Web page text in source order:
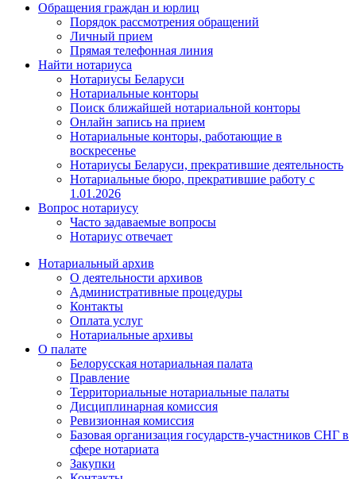
Обращения граждан и юрлиц
Порядок рассмотрения обращений
Личный прием
Прямая телефонная линия
Найти нотариуса
Нотариусы Беларуси
Нотариальные конторы
Поиск ближайшей нотариальной конторы
Онлайн запись на прием
Нотариальные конторы, работающие в
воскресенье
Нотариусы Беларуси, прекратившие деятельность
Нотариальные бюро, прекратившие работу с
1.01.2026
Вопрос нотариусу
Часто задаваемые вопросы
Нотариус отвечает
Нотариальный архив
О деятельности архивов
Административные процедуры
Контакты
Оплата услуг
Нотариальные архивы
О палате
Белорусская нотариальная палата
Правление
Территориальные нотариальные палаты
Дисциплинарная комиссия
Ревизионная комиссия
Базовая организация государств-участников СНГ в
сфере нотариата
Закупки